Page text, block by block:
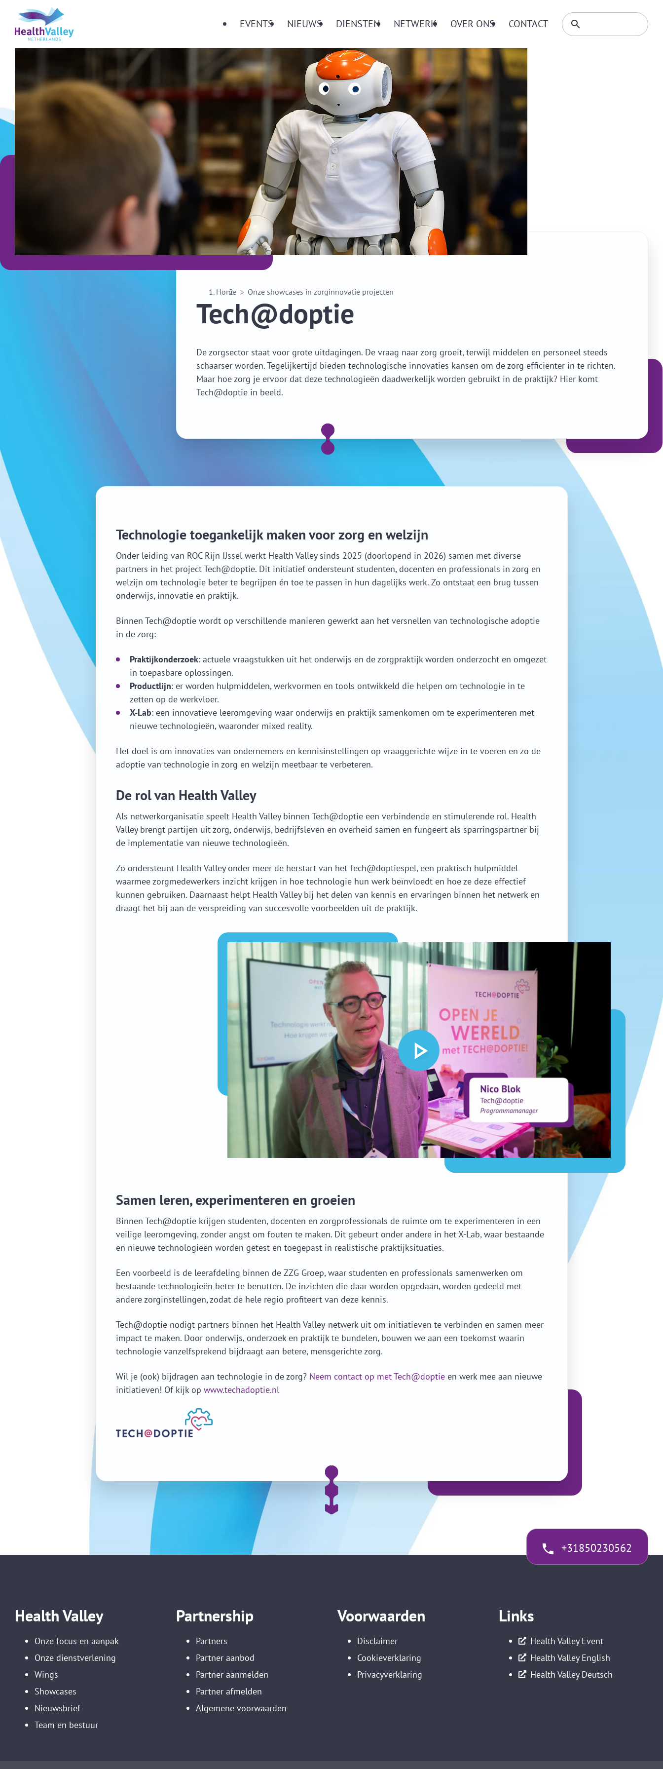
Menu
EVENTS NIEUWS DIENSTEN NETWERK OVER ONS CONTACT
Zoeken
binnenZoeken
Home Onze showcases in zorginnovatie projecten
Tech@doptie
De zorgsector staat voor grote uitdagingen. De vraag naar zorg groeit, terwijl middelen en personeel steeds
schaarser worden. Tegelijkertijd bieden technologische innovaties kansen om de zorg efficiënter in te richten.
Maar hoe zorg je ervoor dat deze technologieën daadwerkelijk worden gebruikt in de praktijk? Hier komt
Tech@doptie in beeld.
Technologie toegankelijk maken voor zorg en welzijn
Onder leiding van ROC Rijn IJssel werkt Health Valley sinds 2025 (doorlopend in 2026) samen met diverse
partners in het project Tech@doptie. Dit initiatief ondersteunt studenten, docenten en professionals in zorg en
welzijn om technologie beter te begrijpen én toe te passen in hun dagelijks werk. Zo ontstaat een brug tussen
onderwijs, innovatie en praktijk.
Binnen Tech@doptie wordt op verschillende manieren gewerkt aan het versnellen van technologische adoptie
in de zorg:
Praktijkonderzoek: actuele vraagstukken uit het onderwijs en de zorgpraktijk worden onderzocht en omgezet
in toepasbare oplossingen.
Productlijn: er worden hulpmiddelen, werkvormen en tools ontwikkeld die helpen om technologie in te
zetten op de werkvloer.
X-Lab: een innovatieve leeromgeving waar onderwijs en praktijk samenkomen om te experimenteren met
nieuwe technologieën, waaronder mixed reality.
Het doel is om innovaties van ondernemers en kennisinstellingen op vraaggerichte wijze in te voeren en zo de
adoptie van technologie in zorg en welzijn meetbaar te verbeteren.
De rol van Health Valley
Als netwerkorganisatie speelt Health Valley binnen Tech@doptie een verbindende en stimulerende rol. Health
Valley brengt partijen uit zorg, onderwijs, bedrijfsleven en overheid samen en fungeert als sparringspartner bij
de implementatie van nieuwe technologieën.
Zo ondersteunt Health Valley onder meer de herstart van het Tech@doptiespel, een praktisch hulpmiddel
waarmee zorgmedewerkers inzicht krijgen in hoe technologie hun werk beïnvloedt en hoe ze deze effectief
kunnen gebruiken. Daarnaast helpt Health Valley bij het delen van kennis en ervaringen binnen het netwerk en
draagt het bij aan de verspreiding van succesvolle voorbeelden uit de praktijk.
Samen leren, experimenteren en groeien
Binnen Tech@doptie krijgen studenten, docenten en zorgprofessionals de ruimte om te experimenteren in een
veilige leeromgeving, zonder angst om fouten te maken. Dit gebeurt onder andere in het X-Lab, waar bestaande
en nieuwe technologieën worden getest en toegepast in realistische praktijksituaties.
Een voorbeeld is de leerafdeling binnen de ZZG Groep, waar studenten en professionals samenwerken om
bestaande technologieën beter te benutten. De inzichten die daar worden opgedaan, worden gedeeld met
andere zorginstellingen, zodat de hele regio profiteert van deze kennis.
Tech@doptie nodigt partners binnen het Health Valley-netwerk uit om initiatieven te verbinden en samen meer
impact te maken. Door onderwijs, onderzoek en praktijk te bundelen, bouwen we aan een toekomst waarin
technologie vanzelfsprekend bijdraagt aan betere, mensgerichte zorg.
Wil je (ook) bijdragen aan technologie in de zorg? Neem contact op met Tech@doptieen werk mee aan nieuwe
initiatieven! Of kijk op www.techadoptie.nl
+31850230562
Health Valley
Onze focus en aanpak
Onze dienstverlening
Wings
Showcases
Nieuwsbrief
Team en bestuur
Partnership
Partners
Partner aanbod
Partner aanmelden
Partner afmelden
Algemene voorwaarden
Voorwaarden
Disclaimer
Cookieverklaring
Privacyverklaring
Links
Health Valley Event
Health Valley English
Health Valley Deutsch